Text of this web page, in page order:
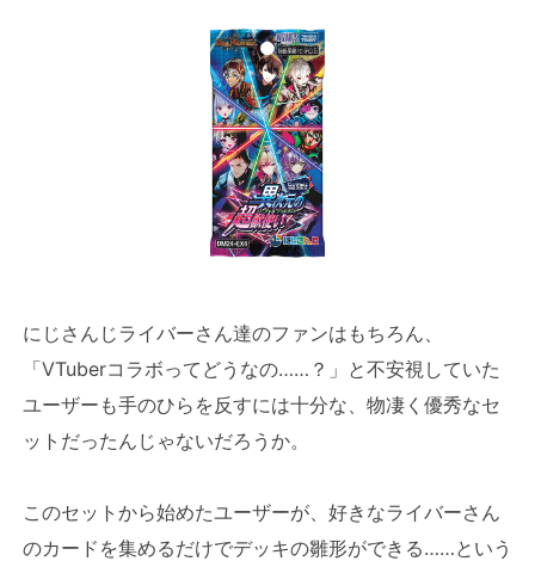
にじさんじライバーさん達のファンはもちろん、
「VTuberコラボってどうなの……？」と不安視していた
ユーザーも手のひらを反すには十分な、物凄く優秀なセ
ットだったんじゃないだろうか。
このセットから始めたユーザーが、好きなライバーさん
のカードを集めるだけでデッキの雛形ができる……という